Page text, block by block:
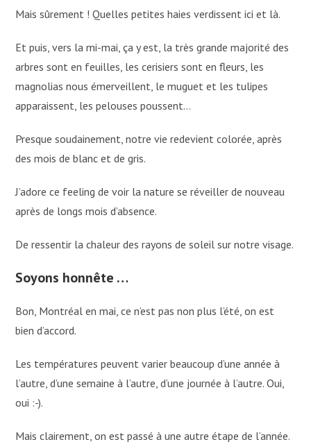
Mais sûrement ! Quelles petites haies verdissent ici et là.
Et puis, vers la mi-mai, ça y est, la très grande majorité des
arbres sont en feuilles, les cerisiers sont en fleurs, les
magnolias nous émerveillent, le muguet et les tulipes
apparaissent, les pelouses poussent…
Presque soudainement, notre vie redevient colorée, après
des mois de blanc et de gris.
J’adore ce feeling de voir la nature se réveiller de nouveau
après de longs mois d’absence.
De ressentir la chaleur des rayons de soleil sur notre visage.
Soyons honnête …
Bon, Montréal en mai, ce n’est pas non plus l’été, on est
bien d’accord.
Les températures peuvent varier beaucoup d’une année à
l’autre, d’une semaine à l’autre, d’une journée à l’autre. Oui,
oui :-).
Mais clairement, on est passé à une autre étape de l’année.